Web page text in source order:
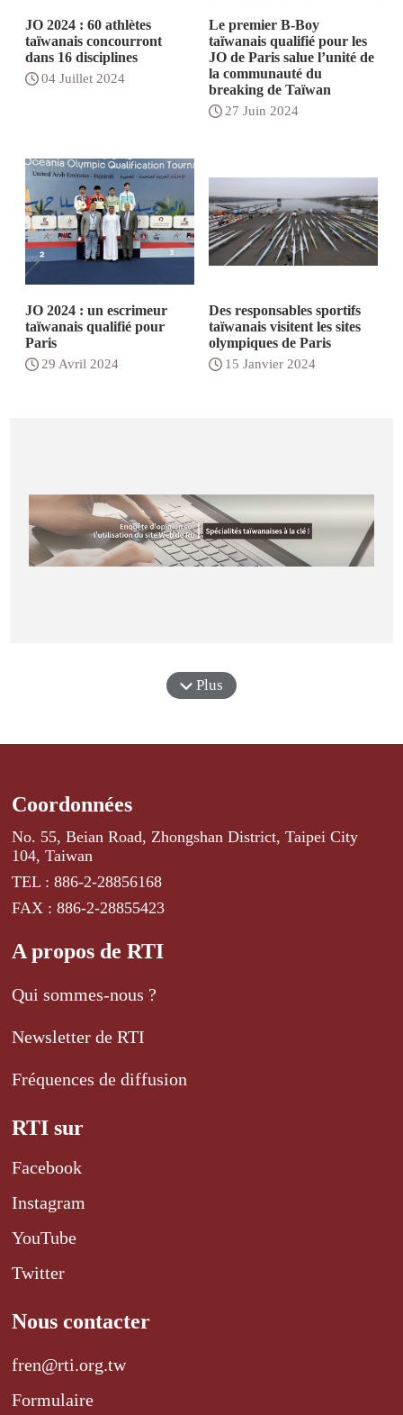
JO 2024 : 60 athlètes
taïwanais concourront
dans 16 disciplines
04 Juillet 2024
Le premier B-Boy
taïwanais qualifié pour les
JO de Paris salue l’unité de
la communauté du
breaking de Taïwan
27 Juin 2024
JO 2024 : un escrimeur
taïwanais qualifié pour
Paris
29 Avril 2024
Des responsables sportifs
taïwanais visitent les sites
olympiques de Paris
15 Janvier 2024
Plus
Coordonnées
No. 55, Beian Road, Zhongshan District, Taipei City
104, Taiwan
TEL : 886-2-28856168
FAX : 886-2-28855423
A propos de RTI
Qui sommes-nous ?
Newsletter de RTI
Fréquences de diffusion
RTI sur
Facebook
Instagram
YouTube
Twitter
Nous contacter
fren@rti.org.tw
Formulaire